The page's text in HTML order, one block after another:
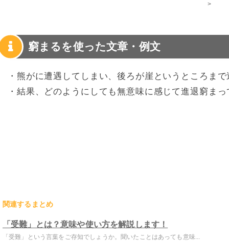
>
窮まるを使った文章・例文
・熊がに遭遇してしまい、後ろが崖というところま
・結果、どのようにしても無意味に感じて進退窮ま
関連するまとめ
「受難」とは？意味や使い方を解説します！
「受難」という言葉をご存知でしょうか。聞いたことはあっても意味...